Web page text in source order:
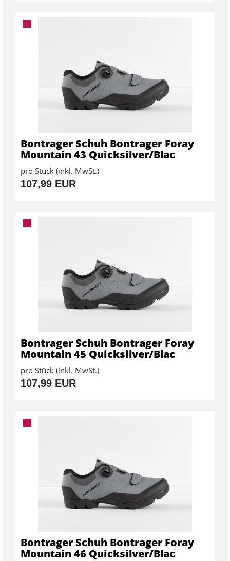
Bontrager Schuh Bontrager Foray
Mountain 43 Quicksilver/Blac
pro Stück (inkl. MwSt.)
107,99 EUR
Bontrager Schuh Bontrager Foray
Mountain 45 Quicksilver/Blac
pro Stück (inkl. MwSt.)
107,99 EUR
Bontrager Schuh Bontrager Foray
Mountain 46 Quicksilver/Blac